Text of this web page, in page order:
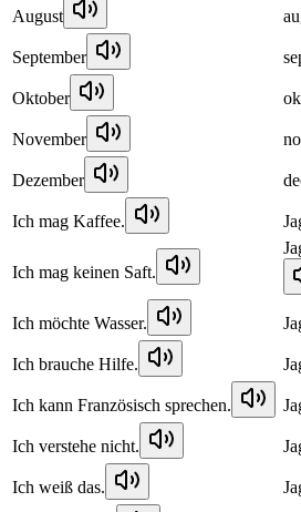
August
September
Oktober
November
Dezember
Ich mag Kaffee.
Ich mag keinen Saft.
Ich möchte Wasser.
Ich brauche Hilfe.
Ich kann Französisch sprechen.
Ich verstehe nicht.
Ich weiß das.